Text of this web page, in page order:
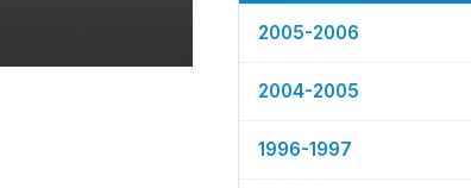
2005-2006
2004-2005
1996-1997